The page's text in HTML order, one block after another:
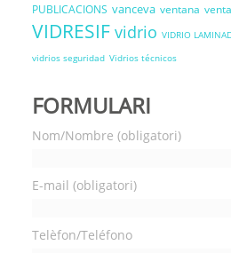
PUBLICACIONS vanceva ventana
VIDRESIF vidrio VIDRIO
vidrios seguridad Vidrios técnicos
FORMULARI
Nom/Nombre (obligatori)
E-mail (obligatori)
Telèfon/Teléfono